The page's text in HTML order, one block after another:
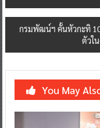
กรมพัฒน์ฯ คั้นหัวกะทิ
ตัวใ
You May